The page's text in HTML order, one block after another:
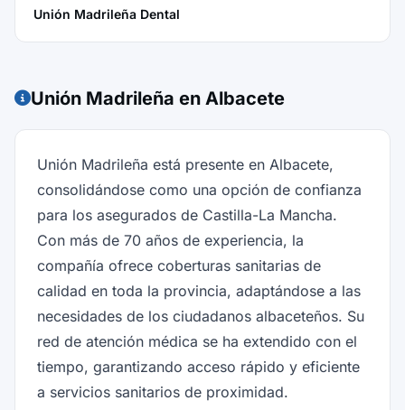
Unión Madrileña Dental
Unión Madrileña en Albacete
Unión Madrileña está presente en Albacete,
consolidándose como una opción de confianza
para los asegurados de Castilla-La Mancha.
Con más de 70 años de experiencia, la
compañía ofrece coberturas sanitarias de
calidad en toda la provincia, adaptándose a las
necesidades de los ciudadanos albaceteños. Su
red de atención médica se ha extendido con el
tiempo, garantizando acceso rápido y eficiente
a servicios sanitarios de proximidad.